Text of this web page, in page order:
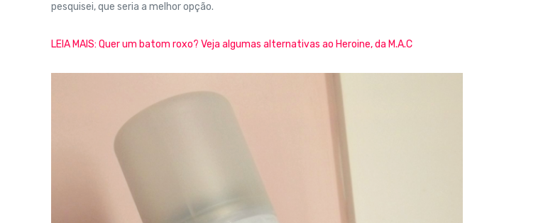
pesquisei, que seria a melhor opção.
LEIA MAIS: Quer um batom roxo? Veja algumas alternativas ao Heroine, da M.A.C